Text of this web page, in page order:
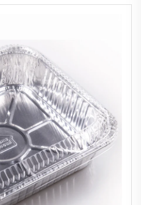
vente en gros